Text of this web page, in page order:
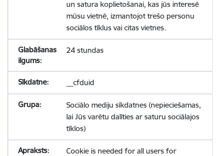
un satura koplietošanai, kas jūs interesē
mūsu vietnē, izmantojot trešo personu
sociālos tīklus vai citas vietnes.
24 stundas
__cfduid
Sociālo mediju sīkdatnes (nepieciešamas,
lai Jūs varētu dalīties ar saturu sociālajos
tīklos)
Cookie is needed for all users for